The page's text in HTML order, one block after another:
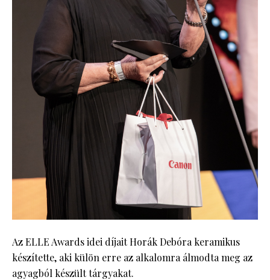
Az ELLE Awards idei díjait Horák Debóra keramikus
készítette, aki külön erre az alkalomra álmodta meg az
agyagból készült tárgyakat.